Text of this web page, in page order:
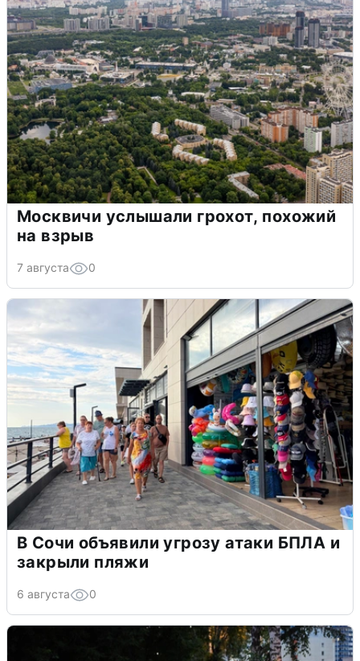
Москвичи услышали грохот, похожий
на взрыв
7 августа 0
В Сочи объявили угрозу атаки БПЛА и
закрыли пляжи
6 августа 0